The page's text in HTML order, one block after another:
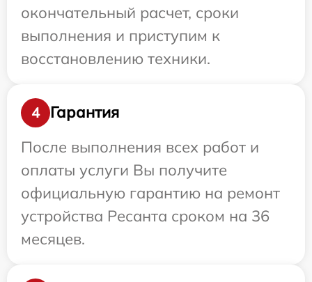
окончательный расчет, сроки
выполнения и приступим к
восстановлению техники.
4
Гарантия
После выполнения всех работ и
оплаты услуги Вы получите
официальную гарантию на ремонт
устройства Ресанта сроком на 36
месяцев.